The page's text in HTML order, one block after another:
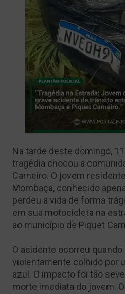
Na tarde deste domingo,
tragédia chocou a
Carneiro. O jovem
Mombaça, conhecido
perdeu a vida de forma
em sua motocicleta na
ao município de Piquet
O acidente ocorreu
violentamente colhido por
azul. O impacto foi tão
morte imediata do jovem.